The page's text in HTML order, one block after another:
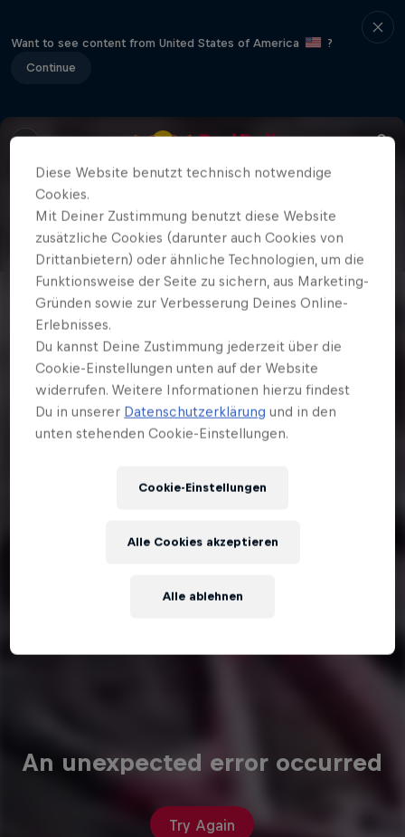
Want to see content from United States of America
?
Continue
An unexpected error occurred
Try Again
Diese Website benutzt technisch notwendige
Cookies.
Mit Deiner Zustimmung benutzt diese Website
zusätzliche Cookies (darunter auch Cookies von
Drittanbietern) oder ähnliche Technologien, um die
Funktionsweise der Seite zu sichern, aus Marketing-
Gründen sowie zur Verbesserung Deines Online-
Erlebnisses.
Du kannst Deine Zustimmung jederzeit über die
Cookie-Einstellungen unten auf der Website
widerrufen. Weitere Informationen hierzu findest
Du in unserer Datenschutzerklärung und in den
unten stehenden Cookie-Einstellungen.
Cookie-Einstellungen
Alle ablehnen
Alle Cookies akzeptieren